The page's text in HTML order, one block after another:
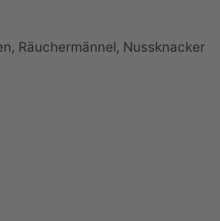
Räuchermännel, Nussknacker